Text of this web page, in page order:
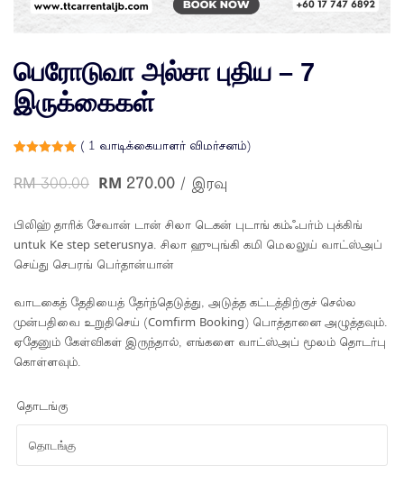
பெரோடுவா அல்சா புதிய – 7
இருக்கைகள்
5.00 என
மதிப்பிடப்பட்டது
( 1 வாடிக்கையாளர் விமர்சனம்)
RM300.00 RM 270.00 / இரவு
பிலிஹ் தாரிக் சேவான் டான் சிலா டெகன் புடாங் கம்ஃபர்ம் புக்கிங்
untuk Ke step seterusnya. சிலா ஹுபுங்கி கமி மெலலுய் வாட்ஸ்அப்
செய்து செபரங் பெர்தான்யான்
வாடகைத் தேதியைத் தேர்ந்தெடுத்து, அடுத்த கட்டத்திற்குச் செல்ல
முன்பதிவை உறுதிசெய் (Comfirm Booking) பொத்தானை அழுத்தவும்.
ஏதேனும் கேள்விகள் இருந்தால், எங்களை வாட்ஸ்அப் மூலம் தொடர்பு
கொள்ளவும்.
தொடங்கு